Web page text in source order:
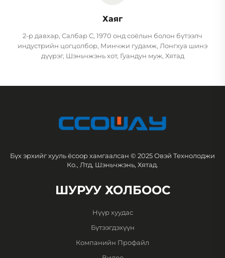
Хаяг
2-р давхар, Салбар С, 1970 онд соёлын болон бүтээлч
индустрийн цогцолбор, Минчжи гудамж, Лонгхуа шинэ
дүүрэг, Шэньчжэнь хот, Гуандун муж, Хятад
Бүх эрхийг хууль ёсоор хамгаалсан © 2025 Овэй Технолоджи
Ко., Лтд, Шэньчжэнь, Хятад.
ШУРУУ ХОЛБООС
Нүүр хуудас
Бүтээгдэхүүн
Компанийн Профайл